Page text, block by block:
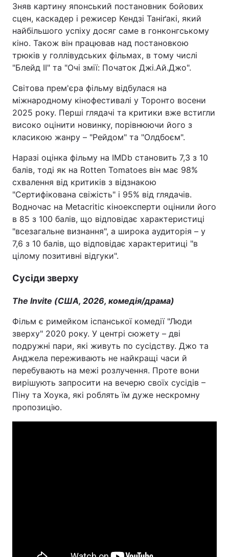
Зняв картину японський постановник бойових
сцен, каскадер і режисер Кендзі Таніґакі, який
найбільшого успіху досяг саме в гонконгському
кіно. Також він працював над постановкою
трюків у голлівудських фільмах, в тому числі
"Блейд II" та "Очі змії: Початок Джі.Ай.Джо".
Світова прем'єра фільму відбулася на
міжнародному кінофестивалі у Торонто восени
2025 року. Перші глядачі та критики вже встигли
високо оцінити новинку, порівнюючи його з
класикою жанру – "Рейдом" та "Олдбоєм".
Наразі оцінка фільму на IMDb становить 7,3 з 10
балів, тоді як на Rotten Tomatoes він має 98%
схвалення від критиків з відзнакою
"Сертифікована свіжість" і 95% від глядачів.
Водночас на Metacritic кіноексперти оцінили його
в 85 з 100 балів, що відповідає характеристиці
"всезагальне визнання", а широка аудиторія – у
7,6 з 10 балів, що відповідає характеритиці "в
цілому позитивні відгуки".
Сусіди зверху
The Invite (США, 2026, комедія/драма)
Фільм є римейком іспанської комедії "Люди
зверху" 2020 року. У центрі сюжету – дві
подружні пари, які живуть по сусідству. Джо та
Анджела переживають не найкращі часи й
перебувають на межі розлучення. Проте вони
вирішують запросити на вечерю своїх сусідів –
Піну та Хоука, які роблять їм дуже нескромну
пропозицію.